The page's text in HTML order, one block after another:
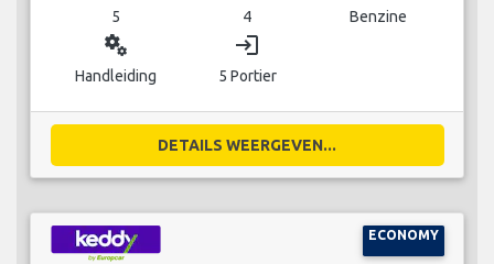
5 4 Benzine
miscellaneous_services
Handleiding
login
5 Portier
DETAILS WEERGEVEN...
ECONOMY